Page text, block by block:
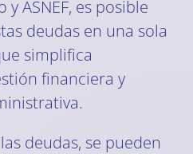
ASNEF, es posible
deudas en una sola
simplifica
financiera y
deudas, se pueden